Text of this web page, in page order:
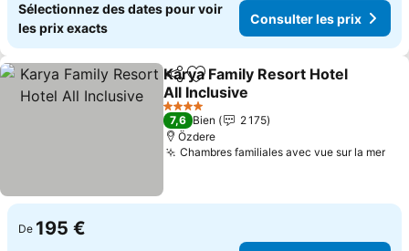
Sélectionnez des dates pour voir
les prix exacts
Consulter les prix
PartagerAjouter à mes favoris
Karya Family Resort Hotel
All Inclusive
4 Étoiles
7,6 Bien
2 175
Özdere
Chambres familiales avec vue sur la mer
De 195 €